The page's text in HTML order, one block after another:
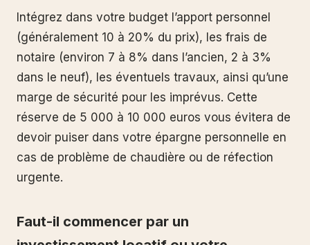
Intégrez dans votre budget l’apport personnel
(généralement 10 à 20% du prix), les frais de
notaire (environ 7 à 8% dans l’ancien, 2 à 3%
dans le neuf), les éventuels travaux, ainsi qu’une
marge de sécurité pour les imprévus. Cette
réserve de 5 000 à 10 000 euros vous évitera de
devoir puiser dans votre épargne personnelle en
cas de problème de chaudière ou de réfection
urgente.
Faut-il commencer par un